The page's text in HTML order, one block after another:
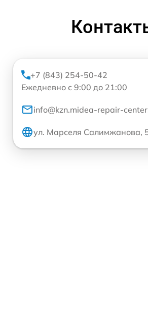
+7 (843) 254-50-42
Ежедневно с 9:00 до 21:00
info@kzn.midea-repair-
ул. Марселя Салимжанова,